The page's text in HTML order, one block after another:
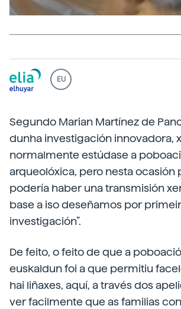
EU
Segundo Marian Martínez de
dunha investigación innovadora,
normalmente estúdase a
arqueolóxica, pero nesta ocasión
podería haber una transmisión
base a iso deseñamos por
investigación”.
De feito, o feito de que a
euskaldun foi a que permitiu
hai liñaxes, aquí, a través dos
ver facilmente que as familias